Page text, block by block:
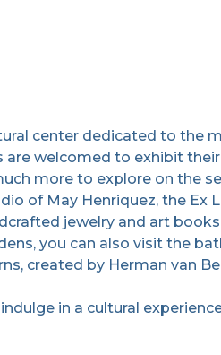
center dedicated to the
are welcomed to exhibit
more to explore on the
of May Henriquez, the Ex
jewelry and art
you can also visit the
created by Herman van
in a cultural